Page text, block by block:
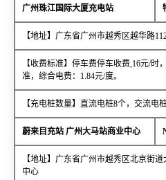
广州珠江国际大厦充电站
【地址】广东省广州市越秀区越华路
【收费标准】停车费停车收费,16元/时
准，综合电费：1.84元/度。
【充电桩数量】直流电桩8个，交流电
蔚来目充站 广州大马站商业中心
【地址】广东省广州市越秀区北京街
中心